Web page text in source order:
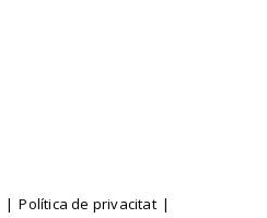
Política de privacitat